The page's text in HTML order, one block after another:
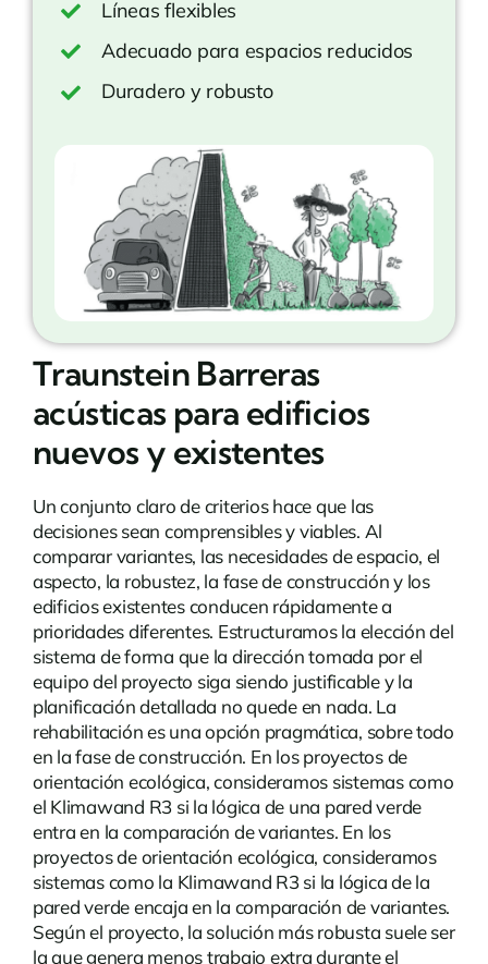
Líneas flexibles
Adecuado para espacios reducidos
Duradero y robusto
Traunstein Barreras
acústicas para edificios
nuevos y existentes
Un conjunto claro de criterios hace que las
decisiones sean comprensibles y viables. Al
comparar variantes, las necesidades de espacio, el
aspecto, la robustez, la fase de construcción y los
edificios existentes conducen rápidamente a
prioridades diferentes. Estructuramos la elección del
sistema de forma que la dirección tomada por el
equipo del proyecto siga siendo justificable y la
planificación detallada no quede en nada. La
rehabilitaciónes una opción pragmática, sobre todo
en la fase de construcción. En los proyectos de
orientación ecológica, consideramos sistemas como
el Klimawand R3 si la lógica de una pared verde
entra en la comparación de variantes. En los
proyectos de orientación ecológica, consideramos
sistemas como la Klimawand R3 si la lógica de la
pared verde encaja en la comparación de variantes.
Según el proyecto, la solución más robusta suele ser
la que genera menos trabajo extra durante el